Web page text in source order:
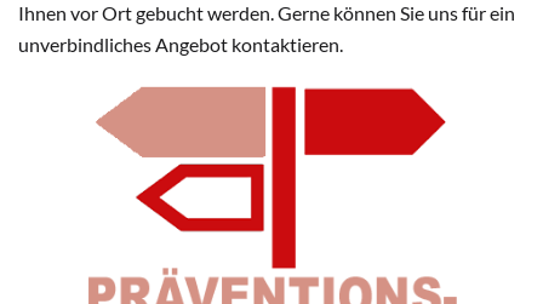
Ihnen vor Ort gebucht werden. Gerne können Sie uns für ein
unverbindliches Angebot kontaktieren.